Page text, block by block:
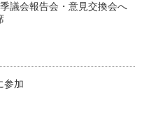
議会報告会・意見交換会へ
参加